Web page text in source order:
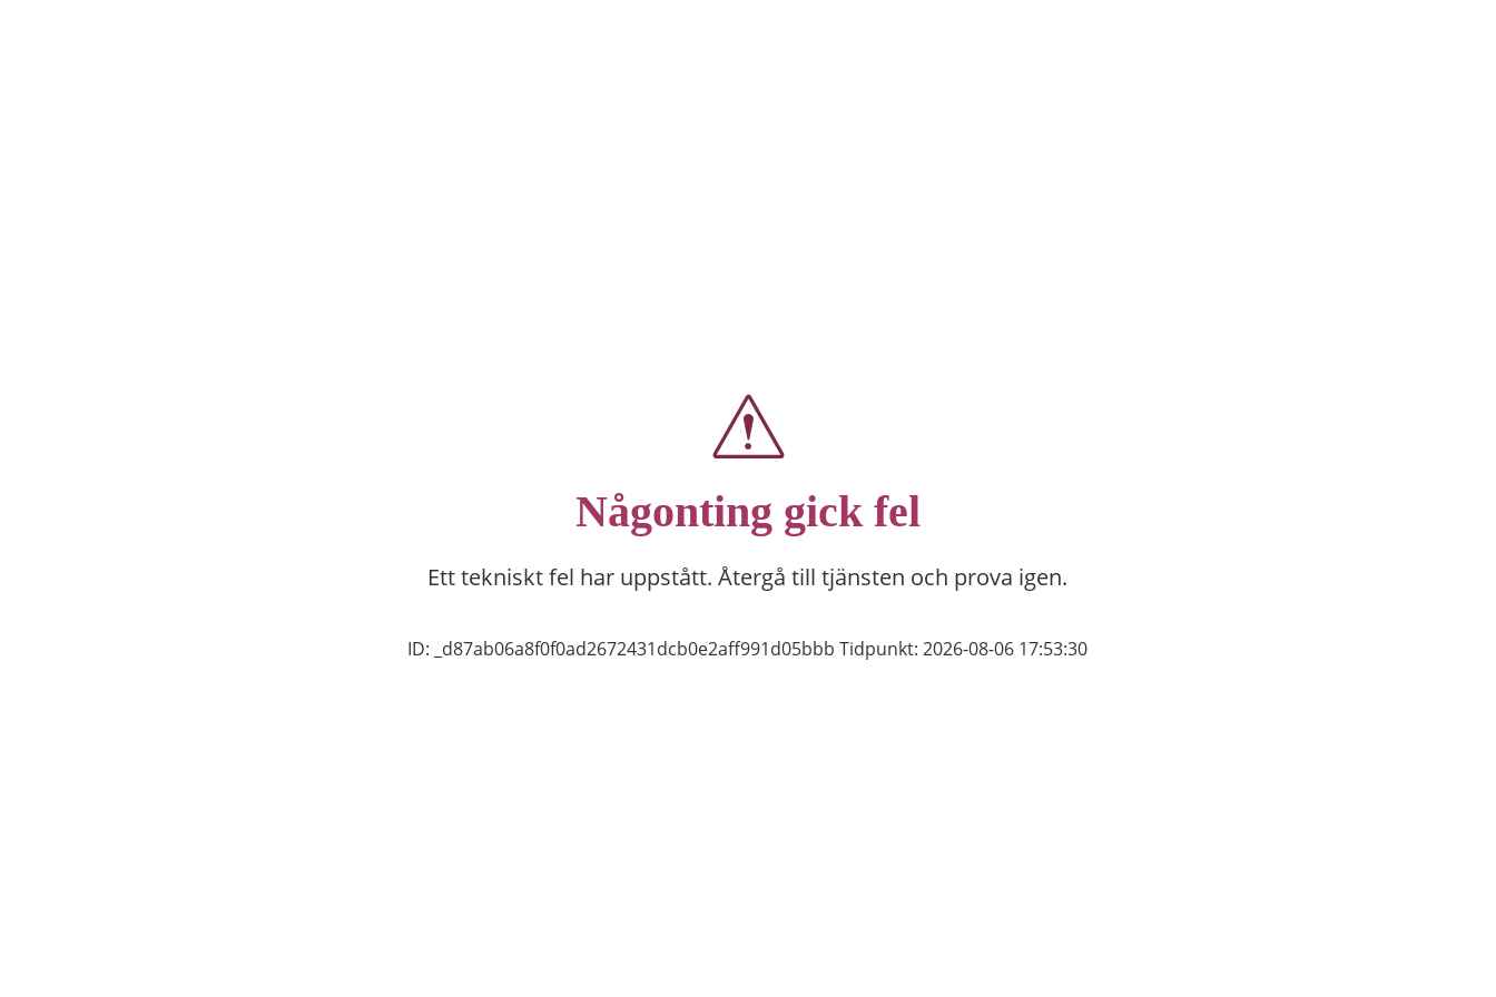
Någonting gick fel
Ett tekniskt fel har uppstått. Återgå till tjänsten och prova igen.
ID: _d87ab06a8f0f0ad2672431dcb0e2aff991d05bbbTidpunkt: 2026-08-06 17:53:30